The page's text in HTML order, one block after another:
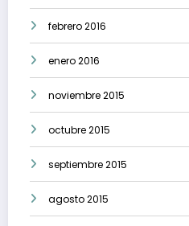
febrero 2016
enero 2016
noviembre 2015
octubre 2015
septiembre 2015
agosto 2015